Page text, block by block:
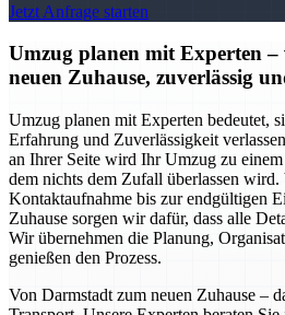
Jetzt Anfrage starten
Umzug planen mit Experten
neuen Zuhause, zuverlässig
Umzug planen mit Experten bedeutet,
Erfahrung und Zuverlässigkeit
an Ihrer Seite wird Ihr Umzug zu einem
dem nichts dem Zufall überlassen wird.
Kontaktaufnahme bis zur endgültigen
Zuhause sorgen wir dafür, dass alle
Wir übernehmen die Planung,
genießen den Prozess.
Von Darmstadt zum neuen Zuhause –